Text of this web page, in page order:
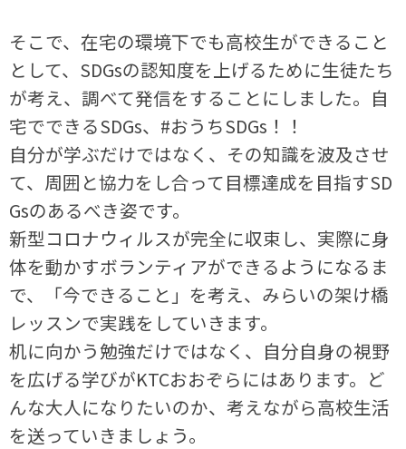
そこで、在宅の環境下でも高校生ができること
として、SDGsの認知度を上げるために生徒たち
が考え、調べて発信をすることにしました。自
宅でできるSDGs、#おうちSDGs！！
自分が学ぶだけではなく、その知識を波及させ
て、周囲と協力をし合って目標達成を目指すSD
Gsのあるべき姿です。
新型コロナウィルスが完全に収束し、実際に身
体を動かすボランティアができるようになるま
で、「今できること」を考え、みらいの架け橋
レッスンで実践をしていきます。
机に向かう勉強だけではなく、自分自身の視野
を広げる学びがKTCおおぞらにはあります。ど
んな大人になりたいのか、考えながら高校生活
を送っていきましょう。